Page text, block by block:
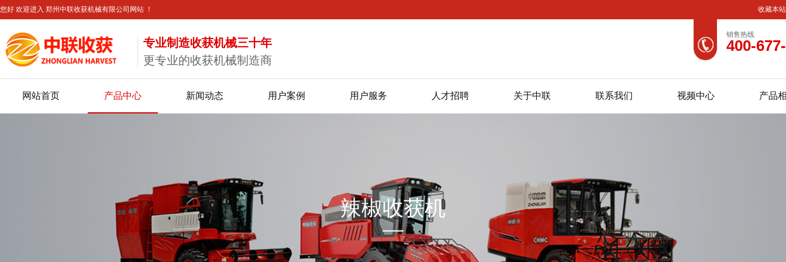
您好 欢迎进入 郑州中联收获机械有限公司网站 ！ 收藏本
专业制造收获机械三十年
更专业的收获机械制造商
销售热线
400-
网站首页 产品中心 新闻动态 用户案例 用户服务 人才招聘 关于中联 联系我们 视频中心 产品
辣椒收获机